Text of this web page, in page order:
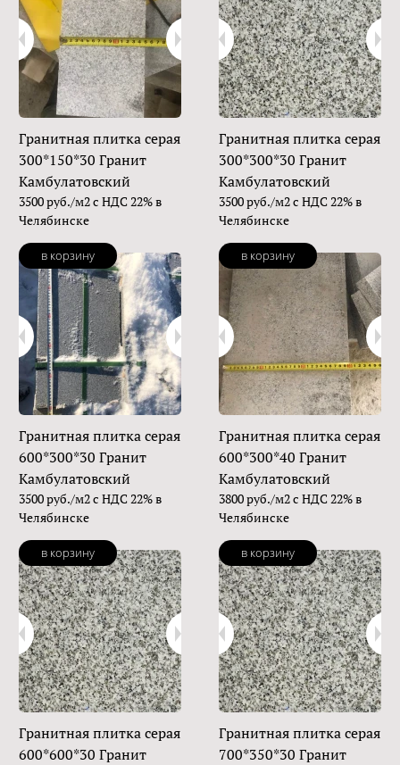
Гранитная плитка серая
300*150*30 Гранит
Камбулатовский
3500 руб./м2 с НДС 22% в
Челябинске
в корзину
Гранитная плитка серая
300*300*30 Гранит
Камбулатовский
3500 руб./м2 с НДС 22% в
Челябинске
в корзину
Гранитная плитка серая
600*300*30 Гранит
Камбулатовский
3500 руб./м2 с НДС 22% в
Челябинске
в корзину
Гранитная плитка серая
600*300*40 Гранит
Камбулатовский
3800 руб./м2 с НДС 22% в
Челябинске
в корзину
Гранитная плитка серая
600*600*30 Гранит
Гранитная плитка серая
700*350*30 Гранит